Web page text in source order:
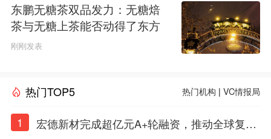
东鹏无糖茶双品发力：无糖焙
茶与无糖上茶能否动得了东方
树叶的茶饮江山
刚刚发表
热门TOP5 热门机构 |VC情报局
1
宏德新材完成超亿元A+轮融资，推动全球复合